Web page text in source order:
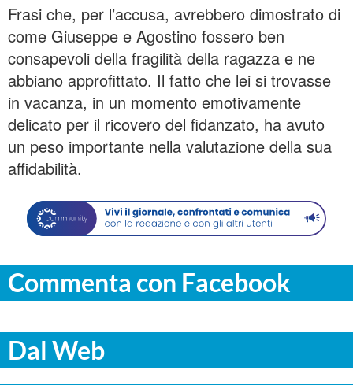
Frasi che, per l’accusa, avrebbero dimostrato di
come Giuseppe e Agostino fossero ben
consapevoli della fragilità della ragazza e ne
abbiano approfittato. Il fatto che lei si trovasse
in vacanza, in un momento emotivamente
delicato per il ricovero del fidanzato, ha avuto
un peso importante nella valutazione della sua
affidabilità.
Commenta con Facebook
Dal Web